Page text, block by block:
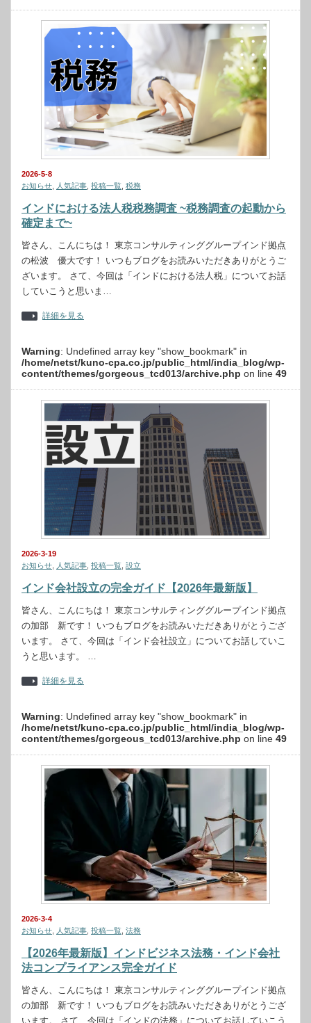
2026-5-8
お知らせ
人気記事 投稿一覧 税務
インドにおける法人税税務調査 ~税務調査の起動から
確定まで~
皆さん、こんにちは！ 東京コンサルティンググループインド拠点
の松波 優大です！ いつもブログをお読みいただきありがとうご
ざいます。 さて、今回は「インドにおける法人税」についてお話
していこうと思いま…
詳細を見る
Warning: Undefined array key "show_bookmark" in
/home/netst/kuno-cpa.co.jp/public_html/india_blog/wp-
content/themes/gorgeous_tcd013/archive.php on line 49
2026-3-19
お知らせ
人気記事 投稿一覧 設立
インド会社設立の完全ガイド【2026年最新版】
皆さん、こんにちは！ 東京コンサルティンググループインド拠点
の加部 新です！ いつもブログをお読みいただきありがとうござ
います。 さて、今回は「インド会社設立」についてお話していこ
うと思います。 …
詳細を見る
Warning: Undefined array key "show_bookmark" in
/home/netst/kuno-cpa.co.jp/public_html/india_blog/wp-
content/themes/gorgeous_tcd013/archive.php on line 49
2026-3-4
お知らせ
人気記事 投稿一覧 法務
【2026年最新版】インドビジネス法務・インド会社
法コンプライアンス完全ガイド
皆さん、こんにちは！ 東京コンサルティンググループインド拠点
の加部 新です！ いつもブログをお読みいただきありがとうござ
います。 さて、今回は「インドの法務」についてお話していこう